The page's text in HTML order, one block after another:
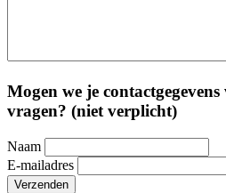
Mogen we je
vragen? (niet verplicht)
Naam
E-mailadres
Verzenden